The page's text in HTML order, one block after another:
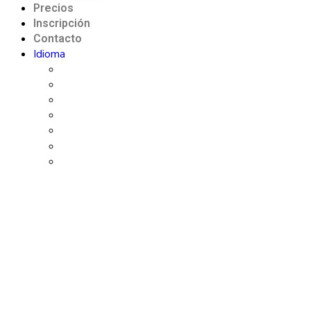
Precios
Inscripción
Contacto
Idioma